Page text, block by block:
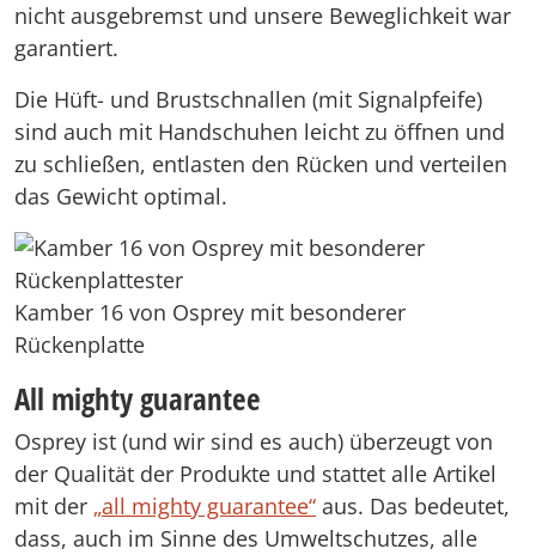
nicht ausgebremst und unsere Beweglichkeit war
garantiert.
Die Hüft- und Brustschnallen (mit Signalpfeife)
sind auch mit Handschuhen leicht zu öffnen und
zu schließen, entlasten den Rücken und verteilen
das Gewicht optimal.
Kamber 16 von Osprey mit besonderer
Rückenplatte
All mighty guarantee
Osprey ist (und wir sind es auch) überzeugt von
der Qualität der Produkte und stattet alle Artikel
mit der „all mighty guarantee“ aus. Das bedeutet,
dass, auch im Sinne des Umweltschutzes, alle